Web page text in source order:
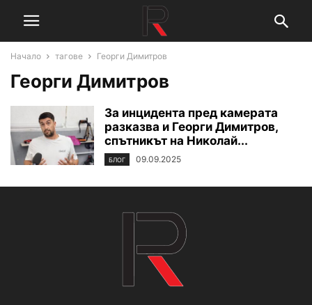
Начало тагове Георги Димитров
Георги Димитров
За инцидента пред камерата
разказва и Георги Димитров,
спътникът на Николай...
БЛОГ 09.09.2025